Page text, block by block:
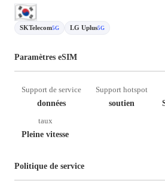
SKTelecom5G LG Uplus5G
Paramètres eSIM
Support de service
données
Support hotspot
soutien
taux
Pleine vitesse
Politique de service